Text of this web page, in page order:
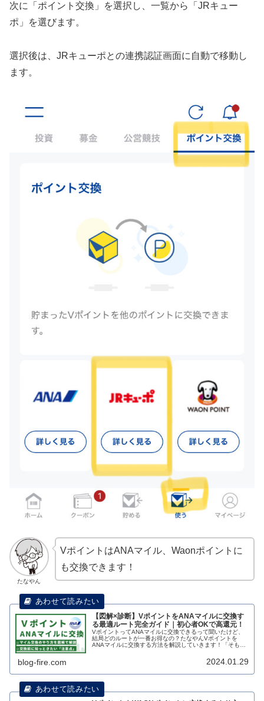
次に「ポイント交換」を選択し、一覧から「JRキュー
ポ」を選びます。
選択後は、JRキューポとの連携認証画面に自動で移動し
ます。
たなやん
VポイントはANAマイル、Waonポイントに
も交換できます！
【図解×診断】VポイントをANAマイルに交換す
る最適ルート完全ガイド｜初心者OKで高還元！
VポイントってANAマイルに交換できるって聞いたけど、
結局どのルートが一番お得なの？たなやんVポイントを
ANAマイルに交換する方法を解説していきます！「そもそ
blog-fire.com 2024.01.29